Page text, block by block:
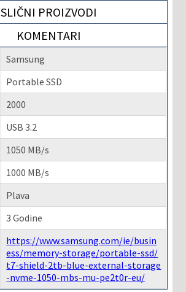
SLIČNI PROIZVODI
KOMENTARI
Samsung
Portable SSD
2000
USB 3.2
1050 MB/s
1000 MB/s
Plava
3 Godine
https://www.samsung.com/ie/busin
ess/memory-storage/portable-ssd/
t7-shield-2tb-blue-external-storage
-nvme-1050-mbs-mu-pe2t0r-eu/